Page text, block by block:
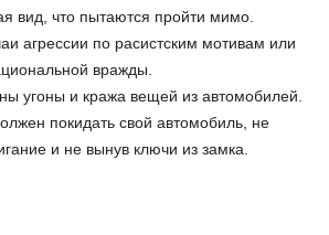
вид, что пытаются пройти мимо.
агрессии по расистским мотивам или
вражды.
угоны и кража вещей из автомобилей.
покидать свой автомобиль, не
и не вынув ключи из замка.